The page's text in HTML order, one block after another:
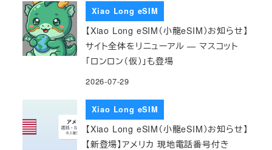
Xiao Long eSIM
【Xiao Long eSIM（小龍eSIM）お知らせ】
サイト全体をリニューアル — マスコット
「ロンロン（仮）」も登場
2026-07-29
Xiao Long eSIM
【Xiao Long eSIM（小龍eSIM）お知らせ】
【新登場】アメリカ 現地電話番号付き